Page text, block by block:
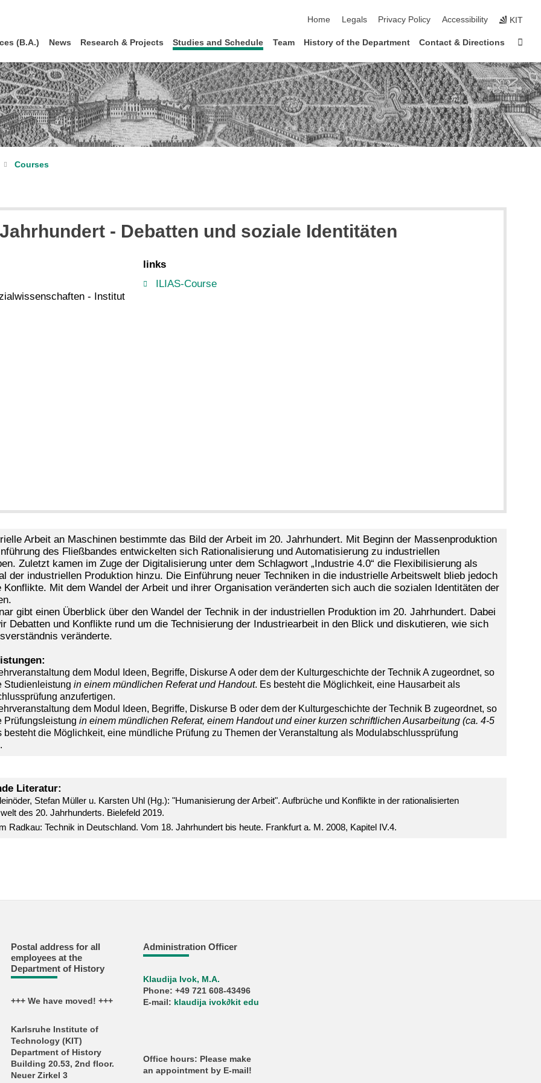
Home
Legals Privacy Policy Accessibility KIT
(B.A.) News Research & Projects Studies and Schedule Team History of the Department Contact & Directions
Courses
- Debatten und soziale Identitäten
- Institut
links
ILIAS-Course
Arbeit an Maschinen bestimmte das Bild der Arbeit im 20. Jahrhundert. Mit Beginn der Massenproduktion
des Fließbandes entwickelten sich Rationalisierung und Automatisierung zu industriellen
Zuletzt kamen im Zuge der Digitalisierung unter dem Schlagwort „Industrie 4.0“ die Flexibilisierung als
der industriellen Produktion hinzu. Die Einführung neuer Techniken in die industrielle Arbeitswelt blieb jedoch
Konflikte. Mit dem Wandel der Arbeit und ihrer Organisation veränderten sich auch die sozialen Identitäten der
gibt einen Überblick über den Wandel der Technik in der industriellen Produktion im 20. Jahrhundert. Dabei
Debatten und Konflikte rund um die Technisierung der Industriearbeit in den Blick und diskutieren, wie sich
veränderte.
dem Modul Ideen, Begriffe, Diskurse A oder dem der Kulturgeschichte der Technik A zugeordnet, so
Studienleistung in einem mündlichen Referat und Handout. Es besteht die Möglichkeit, eine Hausarbeit als
anzufertigen.
dem Modul Ideen, Begriffe, Diskurse B oder dem der Kulturgeschichte der Technik B zugeordnet, so
Prüfungsleistung in einem mündlichen Referat, einem Handout und einer kurzen schriftlichen Ausarbeitung (ca. 4-5
besteht die Möglichkeit, eine mündliche Prüfung zu Themen der Veranstaltung als Modulabschlussprüfung
Literatur:
Stefan Müller u. Karsten Uhl (Hg.): "Humanisierung der Arbeit". Aufbrüche und Konflikte in der rationalisierten
des 20. Jahrhunderts. Bielefeld 2019.
Radkau: Technik in Deutschland. Vom 18. Jahrhundert bis heute. Frankfurt a. M. 2008, Kapitel IV.4.
Postal address for all
employees at the
Department of History
+++ We have moved! +++
Karlsruhe Institute of
Technology (KIT)
Department of History
Building 20.53, 2nd floor.
Neuer Zirkel 3
Administration Officer
Klaudija Ivok, M.A.
Phone: +49 721 608-43496
E-mail: klaudija ivok∂kit edu
Office hours: Please make
an appointment by E-mail!